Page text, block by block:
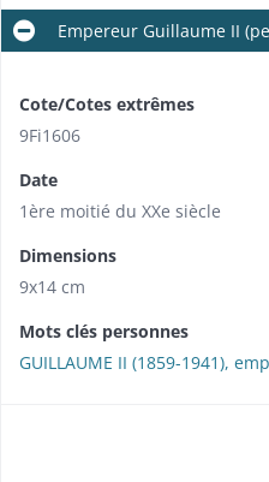
Empereur Guillaume II
Cote/Cotes extrêmes
9Fi1606
Date
1ère moitié du XXe siècle
Dimensions
9x14 cm
Mots clés personnes
GUILLAUME II (1859-1941),